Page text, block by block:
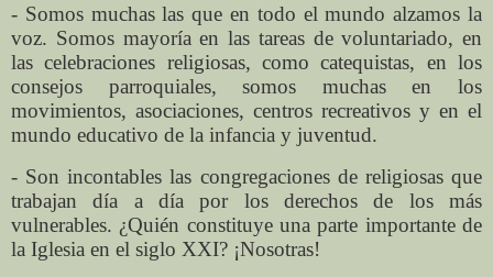
- Somos muchas las que en todo el mundo alzamos la
voz. Somos mayoría en las tareas de voluntariado, en
las celebraciones religiosas, como catequistas, en los
consejos parroquiales, somos muchas en los
movimientos, asociaciones, centros recreativos y en el
mundo educativo de la infancia y juventud.
- Son incontables las congregaciones de religiosas que
trabajan día a día por los derechos de los más
vulnerables. ¿Quién constituye una parte importante de
la Iglesia en el siglo XXI? ¡Nosotras!